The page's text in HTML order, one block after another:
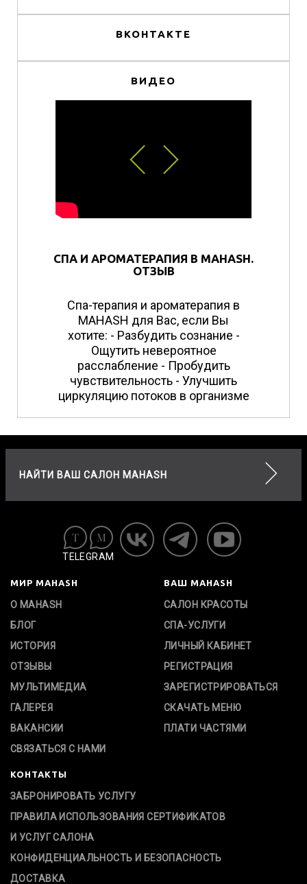
ВКОНТАКТЕ
ВИДЕО
СПА И АРОМАТЕРАПИЯ В MAHASH.
ОТЗЫВ
Спа-терапия и ароматерапия в
MAHASH для Вас, если Вы
хотите: - Разбудить сознание -
Ощутить невероятное
расслабление - Пробудить
чувствительность - Улучшить
циркуляцию потоков в организме
НАЙТИ ВАШ САЛОН MAHASH
TELEGRAM
МИР MAHASH
О MAHASH
БЛОГ
ИСТОРИЯ
ОТЗЫВЫ
МУЛЬТИМЕДИА
ГАЛЕРЕЯ
ВАКАНСИИ
СВЯЗАТЬСЯ С НАМИ
ВАШ MAHASH
САЛОН КРАСОТЫ
СПА-УСЛУГИ
ЛИЧНЫЙ КАБИНЕТ
РЕГИСТРАЦИЯ
ЗАРЕГИСТРИРОВАТЬСЯ
СКАЧАТЬ МЕНЮ
ПЛАТИ ЧАСТЯМИ
КОНТАКТЫ
ЗАБРОНИРОВАТЬ УСЛУГУ
ПРАВИЛА ИСПОЛЬЗОВАНИЯ СЕРТИФИКАТОВ
И УСЛУГ САЛОНА
КОНФИДЕНЦИАЛЬНОСТЬ И БЕЗОПАСНОСТЬ
ДОСТАВКА